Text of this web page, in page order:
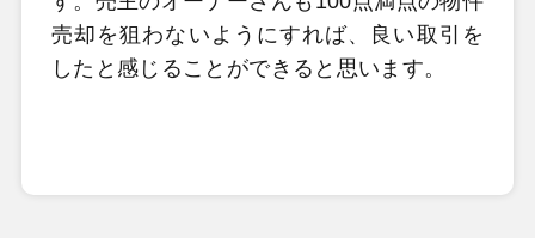
売却を狙わないようにすれば、良い取引を
したと感じることができると思います。